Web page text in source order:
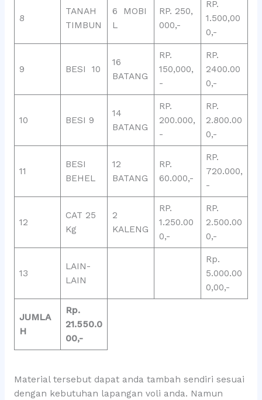
8
TANAH
TIMBUN
6 MOBI
L
RP. 250,
000,-
RP.
1.500,00
0,-
9 BESI 10
16
BATANG
RP.
150,000,
-
RP.
2400.00
0,-
10 BESI 9
14
BATANG
RP.
200.000,
-
RP.
2.800.00
0,-
11
BESI
BEHEL
12
BATANG
RP.
60.000,-
RP.
720.000,
-
12
CAT 25
Kg
2
KALENG
RP.
1.250.00
0,-
RP.
2.500.00
0,-
13
LAIN-
LAIN
Rp.
5.000.00
0,00,-
JUMLA
H
Rp.
21.550.0
00,-
Material tersebut dapat anda tambah sendiri sesuai
dengan kebutuhan lapangan voli anda. Namun